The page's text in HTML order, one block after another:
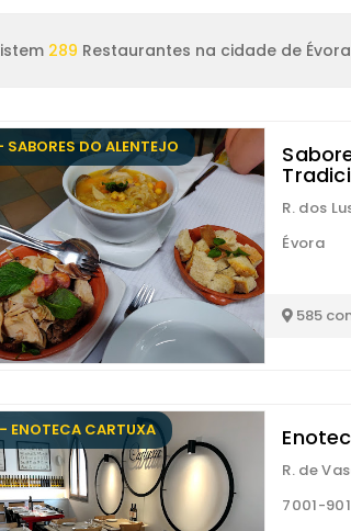
289 Restaurantes na cidade de Évora
SABORES DO ALENTEJO
R. dos
Évora
585
ENOTECA CARTUXA
R. de
7001-